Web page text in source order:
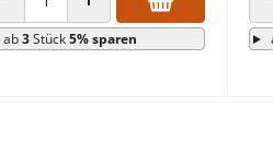
ANZAHL VERRINGERNANZAHL ERHÖHEN
ab3Stück5% sparen